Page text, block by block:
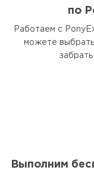
по
Работаем с
можете
Выполним